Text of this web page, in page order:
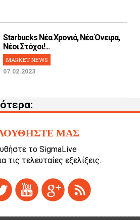
Starbucks Νέα Χρονιά, Νέα Όνειρα,
Νέοι Στόχοι!...
MARKET NEWS
07.02.2023
ΜΑΣ
το SigmaLive
τις τελευταίες εξελίξεις.